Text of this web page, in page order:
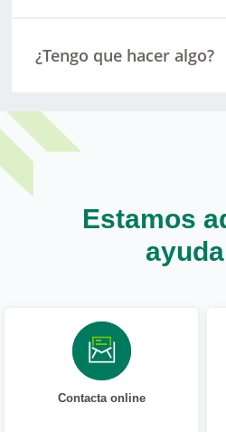
¿Tengo que hacer algo?
Estamos
Contacta online